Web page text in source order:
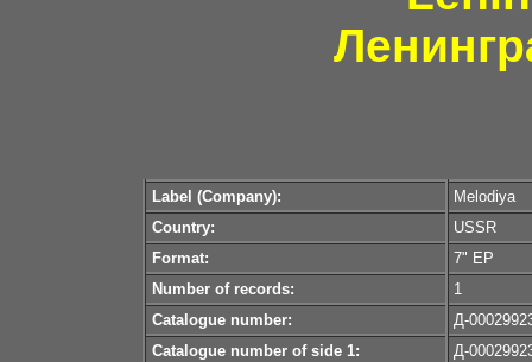
Label (Company):
Melodiya
Country:
USSR
Format:
7" EP
Number of records:
1
Catalogue number:
Д-
Catalogue number of side 1:
Д-